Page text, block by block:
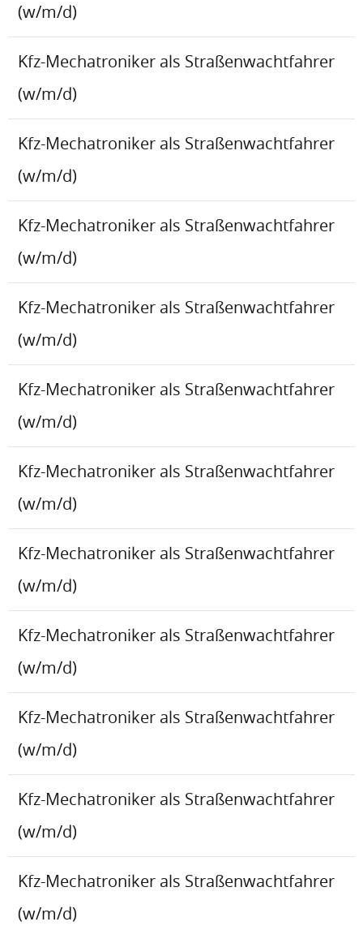
(w/m/d)
Kfz-Mechatroniker als Straßenwachtfahrer
(w/m/d)
Kfz-Mechatroniker als Straßenwachtfahrer
(w/m/d)
Kfz-Mechatroniker als Straßenwachtfahrer
(w/m/d)
Kfz-Mechatroniker als Straßenwachtfahrer
(w/m/d)
Kfz-Mechatroniker als Straßenwachtfahrer
(w/m/d)
Kfz-Mechatroniker als Straßenwachtfahrer
(w/m/d)
Kfz-Mechatroniker als Straßenwachtfahrer
(w/m/d)
Kfz-Mechatroniker als Straßenwachtfahrer
(w/m/d)
Kfz-Mechatroniker als Straßenwachtfahrer
(w/m/d)
Kfz-Mechatroniker als Straßenwachtfahrer
(w/m/d)
Kfz-Mechatroniker als Straßenwachtfahrer
(w/m/d)